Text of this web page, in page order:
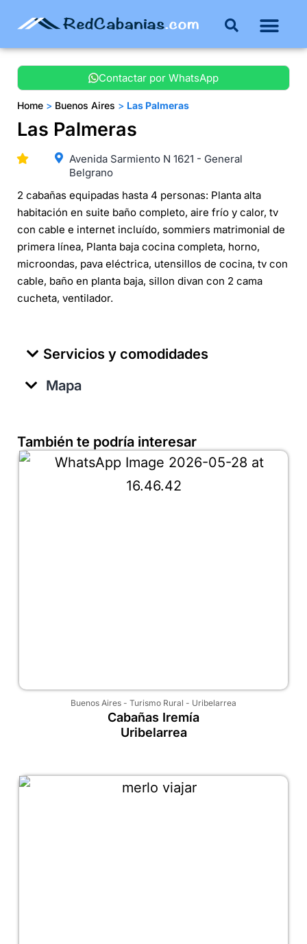
Contactar por WhatsApp
Home > Buenos Aires > Las Palmeras
Las Palmeras
Avenida Sarmiento N 1621 - General
Belgrano
2 cabañas equipadas hasta 4 personas: Planta alta
habitación en suite baño completo, aire frío y calor, tv
con cable e internet incluído, sommiers matrimonial de
primera línea, Planta baja cocina completa, horno,
microondas, pava eléctrica, utensillos de cocina, tv con
cable, baño en planta baja, sillon divan con 2 cama
cucheta, ventilador.
Servicios y comodidades
Mapa
También te podría interesar
Buenos Aires - Turismo Rural - Uribelarrea
Cabañas Iremía
Uribelarrea